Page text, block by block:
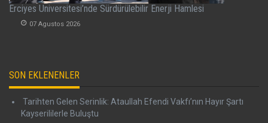
Erciyes Üniversitesi’nde Sürdürülebilir Enerji Hamlesi
07 Agustos 2026
SON EKLENENLER
Tarihten Gelen Serinlik: Ataullah Efendi Vakfı’nın Hayır Şartı
Kayserililerle Buluştu